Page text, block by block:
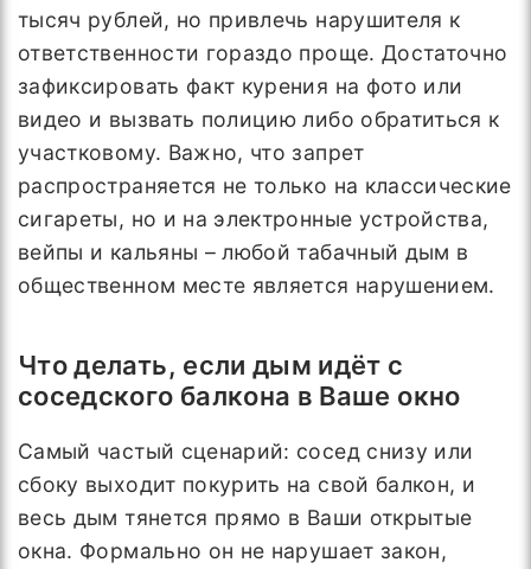
тысяч рублей, но привлечь нарушителя к
ответственности гораздо проще. Достаточно
зафиксировать факт курения на фото или
видео и вызвать полицию либо обратиться к
участковому. Важно, что запрет
распространяется не только на классические
сигареты, но и на электронные устройства,
вейпы и кальяны – любой табачный дым в
общественном месте является нарушением.
Что делать, если дым идёт с
соседского балкона в Ваше окно
Самый частый сценарий: сосед снизу или
сбоку выходит покурить на свой балкон, и
весь дым тянется прямо в Ваши открытые
окна. Формально он не нарушает закон,